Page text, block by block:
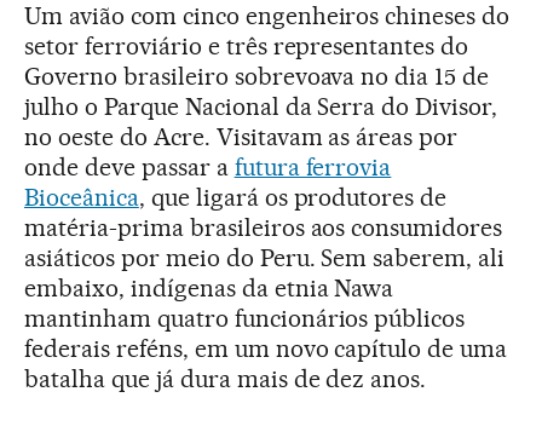
Um avião com cinco engenheiros chineses do
setor ferroviário e três representantes do
Governo brasileiro sobrevoava no dia 15 de
julho o Parque Nacional da Serra do Divisor,
no oeste do Acre. Visitavam as áreas por
onde deve passar a futura ferrovia
Bioceânica, que ligará os produtores de
matéria-prima brasileiros aos consumidores
asiáticos por meio do Peru. Sem saberem, ali
embaixo, indígenas da etnia Nawa
mantinham quatro funcionários públicos
federais reféns, em um novo capítulo de uma
batalha que já dura mais de dez anos.